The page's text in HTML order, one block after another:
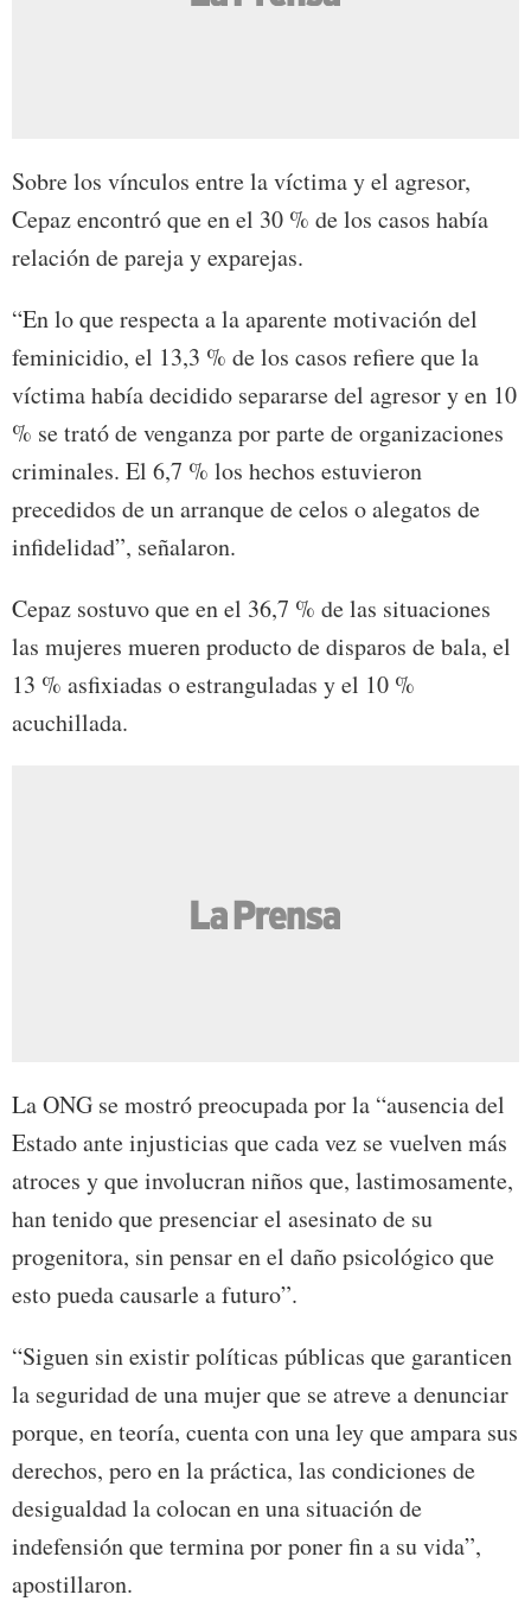
Sobre los vínculos entre la víctima y el agresor,
Cepaz encontró que en el 30 % de los casos había
relación de pareja y exparejas.
“En lo que respecta a la aparente motivación del
feminicidio, el 13,3 % de los casos refiere que la
víctima había decidido separarse del agresor y en 10
% se trató de venganza por parte de organizaciones
criminales. El 6,7 % los hechos estuvieron
precedidos de un arranque de celos o alegatos de
infidelidad”, señalaron.
Cepaz sostuvo que en el 36,7 % de las situaciones
las mujeres mueren producto de disparos de bala, el
13 % asfixiadas o estranguladas y el 10 %
acuchillada.
La ONG se mostró preocupada por la “ausencia del
Estado ante injusticias que cada vez se vuelven más
atroces y que involucran niños que, lastimosamente,
han tenido que presenciar el asesinato de su
progenitora, sin pensar en el daño psicológico que
esto pueda causarle a futuro”.
“Siguen sin existir políticas públicas que garanticen
la seguridad de una mujer que se atreve a denunciar
porque, en teoría, cuenta con una ley que ampara sus
derechos, pero en la práctica, las condiciones de
desigualdad la colocan en una situación de
indefensión que termina por poner fin a su vida”,
apostillaron.